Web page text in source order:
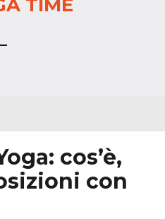
TIME
cos’è,
con